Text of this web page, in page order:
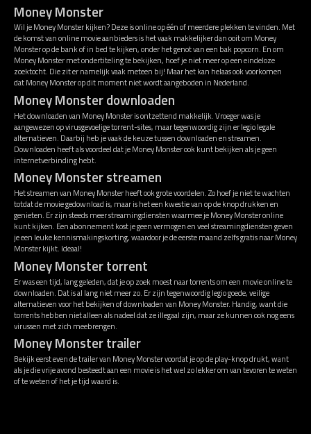
Money Monster
Wil je Money Monster kijken? Deze is online op één of meerdere plekken te vinden. Met
de komst van online movie aanbieders is het vaak makkelijker dan ooit om Money
Monster op de bank of in bed te kijken, onder het genot van een bak popcorn. En om
Money Monster met ondertiteling te bekijken, hoef je niet meer op een eindeloze
zoektocht. Die zit er namelijk vaak meteen bij! Maar het kan helaas ook voorkomen
dat Money Monster op dit moment niet wordt aangeboden in Nederland.
Money Monster downloaden
Het downloaden van Money Monster is ontzettend makkelijk. Vroeger was je
aangewezen op virusgevoelige torrent-sites, maar tegenwoordig zijn er legio legale
alternatieven. Daarbij heb je vaak de keuze tussen downloaden en streamen.
Downloaden heeft als voordeel dat je Money Monster ook kunt bekijken als je geen
internetverbinding hebt.
Money Monster streamen
Het streamen van Money Monster heeft ook grote voordelen. Zo hoef je niet te wachten
totdat de movie gedownload is, maar is het een kwestie van op de knop drukken en
genieten. Er zijn steeds meer streamingdiensten waarmee je Money Monster online
kunt kijken. Een abonnement kost je geen vermogen en veel streamingdiensten geven
je een leuke kennismakingskorting, waardoor je de eerste maand zelfs gratis naar Money
Monster kijkt. Ideaal!
Money Monster torrent
Er was een tijd, lang geleden, dat je op zoek moest naar torrents om een movie online te
downloaden. Dat is al lang niet meer zo. Er zijn tegenwoordig legio goede, veilige
alternatieven voor het bekijken of downloaden van Money Monster. Handig, want die
torrents hebben niet alleen als nadeel dat ze illegaal zijn, maar ze kunnen ook nog eens
virussen met zich meebrengen.
Money Monster trailer
Bekijk eerst even de trailer van Money Monster voordat je op de play-knop drukt, want
als je die vrije avond besteedt aan een movie is het wel zo lekker om van tevoren te weten
of te weten of het je tijd waard is.